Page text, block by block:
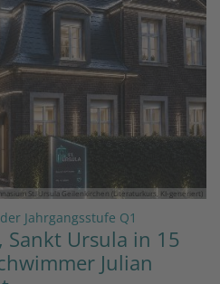
St. Ursula Geilenkirchen (Literaturkurs, KI-generiert)
Jahrgangsstufe Q1
Sankt Ursula in 15
Julian